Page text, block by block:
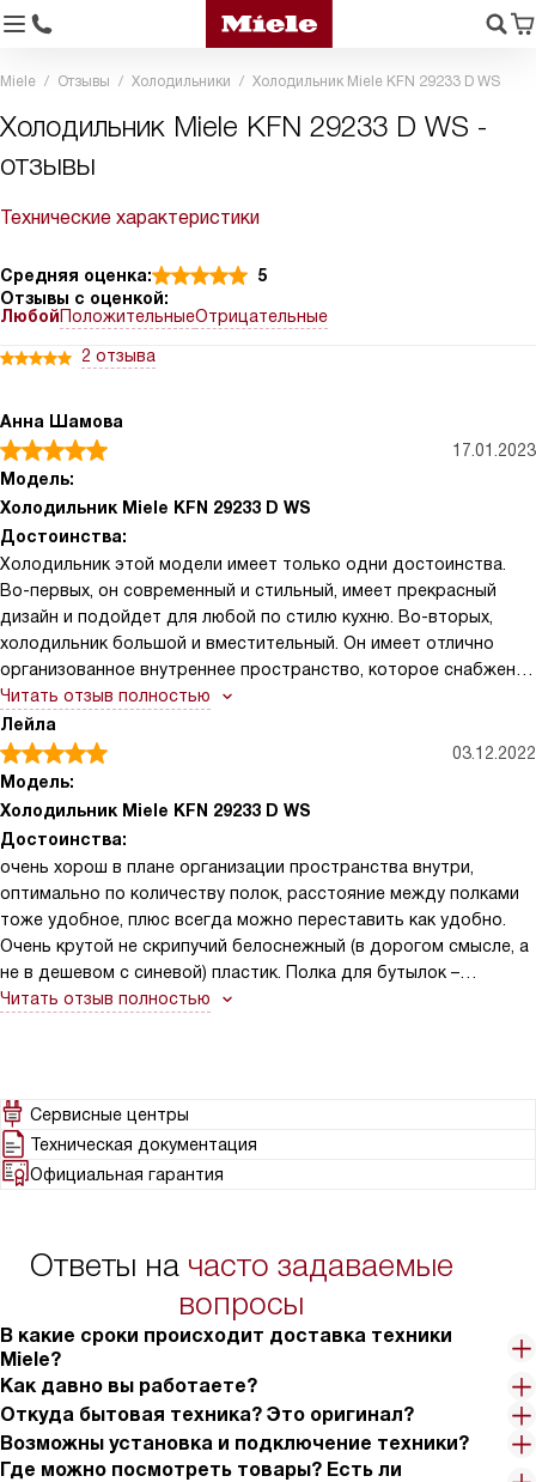
Miele Отзывы Холодильники Холодильник Miele KFN 29233 D WS
Холодильник Miele KFN 29233 D WS -
отзывы
Технические характеристики
Средняя оценка:
5
Отзывы с оценкой:
ЛюбойПоложительныеОтрицательные
2 отзыва
Анна Шамова
17.01.2023
Модель:
Холодильник Miele KFN 29233 D WS
Достоинства:
Холодильник этой модели имеет только одни достоинства.
Во-первых, он современный и стильный, имеет прекрасный
дизайн и подойдет для любой по стилю кухню. Во-вторых,
холодильник большой и вместительный. Он имеет отлично
организованное внутреннее пространство, которое снабжено
большим количеством полок и ящиков, где можно
расположить очень много продуктов. В-третьих, холодильник
классно работает. Он идеально держит выставленную
температуру, которая равномерно распределяется по
камерам, и не важно, в какое место положены продукты, они
холодильник имеет простое управление, автоматическое
размораживание обеих камер, систему охлаждения NoFrost. И
в конце отмечу, что эта модель полностью безопасна в
эксплуатации, а так же при работе сильно не шумит.
Читать отзыв полностью
Лейла
03.12.2022
Модель:
Холодильник Miele KFN 29233 D WS
Достоинства:
очень хорош в плане организации пространства внутри,
оптимально по количеству полок, расстояние между полками
тоже удобное, плюс всегда можно переставить как удобно.
Очень крутой не скрипучий белоснежный (в дорогом смысле, а
не в дешевом с синевой) пластик. Полка для бутылок –
интересное решение, но я бы ее еще доработала и сделала
вместительных ящика в морозилке, удобно хранить и большие
куски мяса и длинную рыбу, в общем, проблем нет. Мне повезло
с менеджером, мы разобрали на что обращать внимание в
холодильниках, что важно для меня и так пришли к этой
Читать отзыв полностью
Сервисные центры
Техническая документация
Официальная гарантия
Ответы на часто задаваемые
вопросы
В какие сроки происходит доставка техники
Miele?
Как давно вы работаете?
Откуда бытовая техника? Это оригинал?
Возможны установка и подключение техники?
Где можно посмотреть товары? Есть ли